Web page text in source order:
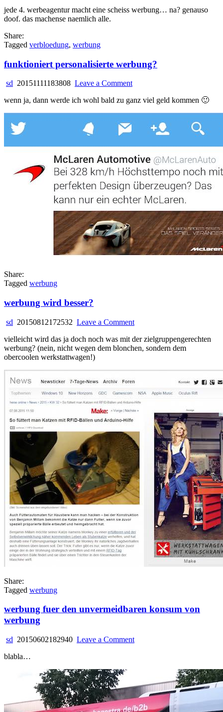
jede 4. werbeagentur macht eine scheiss werbung… na? genauso
doof. das machense naemlich alle.
Share:
Tagged verbloedung, werbung
funktioniert personalisierte werbung?
sd 20151111183808 Leave a Commenton
personalisierte
wenn ja, dann werde ich wohl bald zu ganz viel geld kommen 🙂
Share:
Tagged werbung
werbung wird besser?
sd 20150812172532 Leave a Commenton
wird
besser?
vielleicht wird das ja doch noch was mit der zielgruppengerechten
werbung? (nein, nicht wegen dem blonchen, sondern dem
obercoolen werkstattwagen!)
Share:
Tagged werbung
werbung fuer den unvermeidbaren konsum von
werbung
sd 20150602182940 Leave a Commenton
unvermeidbaren
konsum
von
werbung
blabla…